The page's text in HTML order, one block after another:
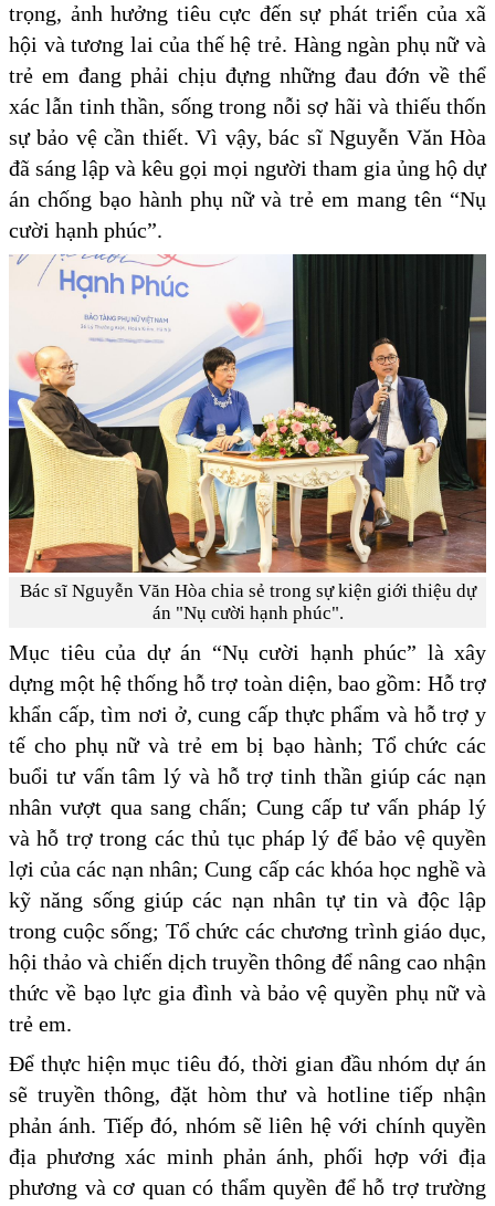
trọng, ảnh hưởng tiêu cực đến sự phát triển của xã
hội và tương lai của thế hệ trẻ. Hàng ngàn phụ nữ và
trẻ em đang phải chịu đựng những đau đớn về thể
xác lẫn tinh thần, sống trong nỗi sợ hãi và thiếu thốn
sự bảo vệ cần thiết. Vì vậy, bác sĩ Nguyễn Văn Hòa
đã sáng lập và kêu gọi mọi người tham gia ủng hộ dự
án chống bạo hành phụ nữ và trẻ em mang tên “Nụ
cười hạnh phúc”.
Bác sĩ Nguyễn Văn Hòa chia sẻ trong sự kiện giới thiệu dự
án "Nụ cười hạnh phúc".
Mục tiêu của dự án “Nụ cười hạnh phúc” là xây
dựng một hệ thống hỗ trợ toàn diện, bao gồm: Hỗ trợ
khẩn cấp, tìm nơi ở, cung cấp thực phẩm và hỗ trợ y
tế cho phụ nữ và trẻ em bị bạo hành; Tổ chức các
buổi tư vấn tâm lý và hỗ trợ tinh thần giúp các nạn
nhân vượt qua sang chấn; Cung cấp tư vấn pháp lý
và hỗ trợ trong các thủ tục pháp lý để bảo vệ quyền
lợi của các nạn nhân; Cung cấp các khóa học nghề và
kỹ năng sống giúp các nạn nhân tự tin và độc lập
trong cuộc sống; Tổ chức các chương trình giáo dục,
hội thảo và chiến dịch truyền thông để nâng cao nhận
thức về bạo lực gia đình và bảo vệ quyền phụ nữ và
trẻ em.
Để thực hiện mục tiêu đó, thời gian đầu nhóm dự án
sẽ truyền thông, đặt hòm thư và hotline tiếp nhận
phản ánh. Tiếp đó, nhóm sẽ liên hệ với chính quyền
địa phương xác minh phản ánh, phối hợp với địa
phương và cơ quan có thẩm quyền để hỗ trợ trường